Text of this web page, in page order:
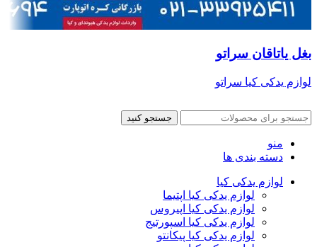
بغل یاتاقان سراتو
لوازم یدکی کیا سراتو
جستجو کنید
منو
دسته بندی ها
لوازم یدکی کیا
لوازم یدکی کیا اپتیما
لوازم یدکی کیا اپیروس
لوازم یدکی کیا اسپورتیج
لوازم یدکی کیا پیکانتو